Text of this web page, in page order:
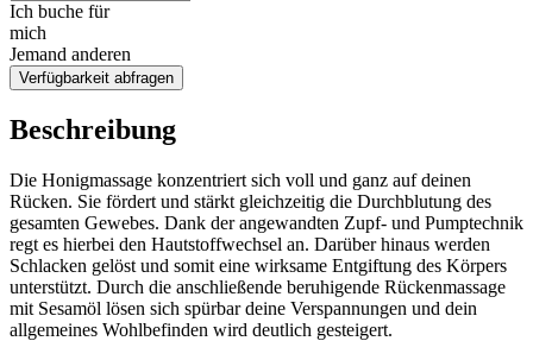
Ich buche für
mich
Jemand anderen
Verfügbarkeit abfragen
Beschreibung
Die Honigmassage konzentriert sich voll und ganz auf deinen
Rücken. Sie fördert und stärkt gleichzeitig die Durchblutung des
gesamten Gewebes. Dank der angewandten Zupf- und Pumptechnik
regt es hierbei den Hautstoffwechsel an. Darüber hinaus werden
Schlacken gelöst und somit eine wirksame Entgiftung des Körpers
unterstützt. Durch die anschließende beruhigende Rückenmassage
mit Sesamöl lösen sich spürbar deine Verspannungen und dein
allgemeines Wohlbefinden wird deutlich gesteigert.